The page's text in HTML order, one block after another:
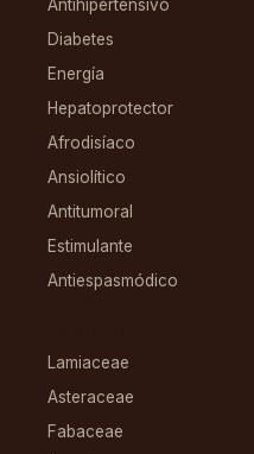
Antihipertensivo
Diabetes
Energía
Hepatoprotector
Afrodisíaco
Ansiolítico
Antitumoral
Estimulante
Antiespasmódico
Lamiaceae
Asteraceae
Fabaceae